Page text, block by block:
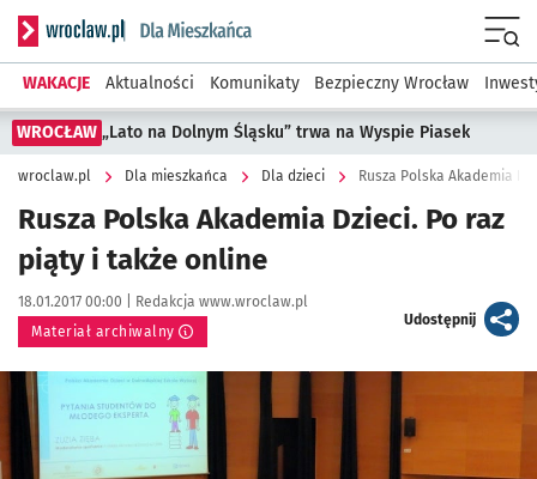
Serwis informacyjny wroclaw.pl podserwis: Dla mieszkańca
WAKACJE Aktualności Komunikaty Bezpieczny Wrocław
WROCŁAW „Lato na Dolnym Śląsku” trwa na Wyspie Piasek
wroclaw.pl Dla mieszkańca Dla dzieci Rusza Polska Akademia
Rusza Polska Akademia Dzieci. Po raz
piąty i także online
Data publikacji:
18.01.2017 00:00 | Autor:
Redakcja www.wroclaw.pl
Materiał archiwalny
Udostępnijartykuł
Kliknij, aby powiększyć